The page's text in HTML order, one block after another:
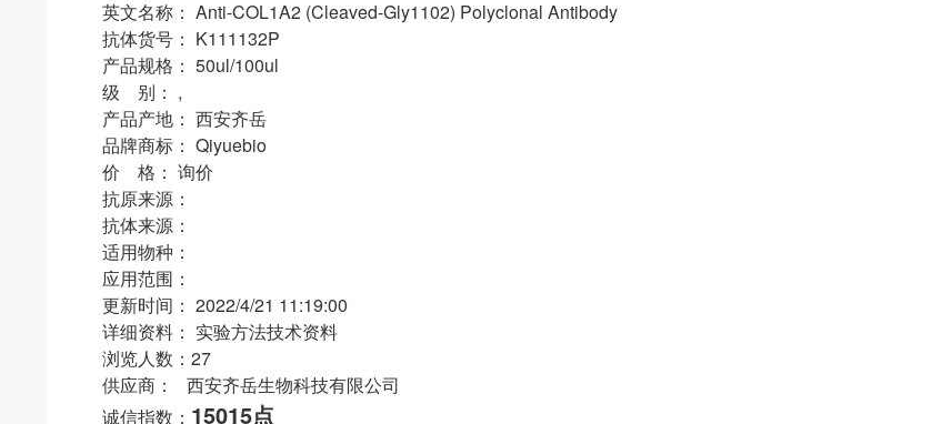
英文名称： Anti-COL1A2 (Cleaved-Gly1102) Polyclonal Antibody
抗体货号： K111132P
产品规格： 50ul/100ul
级 别： ,
产品产地： 西安齐岳
品牌商标： Qiyuebio
价 格： 询价
抗原来源：
抗体来源：
适用物种：
应用范围：
更新时间： 2022/4/21 11:19:00
详细资料： 实验方法技术资料
浏览人数：27
供应商： 西安齐岳生物科技有限公司
诚信指数： 15015点